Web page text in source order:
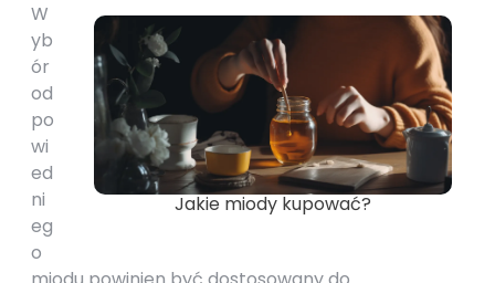
Jakie miody kupować?
W
yb
ór
od
po
wi
ed
ni
eg
o